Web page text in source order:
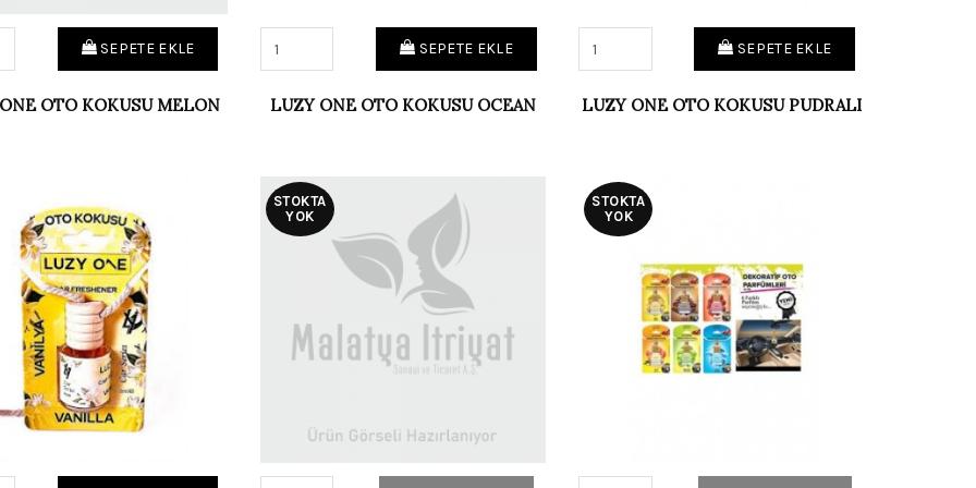
SEPETE EKLE
OTO KOKUSU MELON
SEPETE EKLE
LUZY ONE OTO KOKUSU OCEAN
SEPETE EKLE
LUZY ONE OTO KOKUSU PUDRALI
STOKTA
YOK
STOKTA
YOK